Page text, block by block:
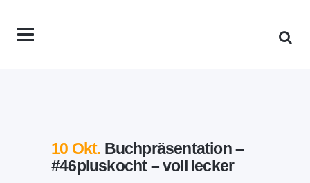
10 Okt. Buchpräsentation –
#46pluskocht – voll lecker